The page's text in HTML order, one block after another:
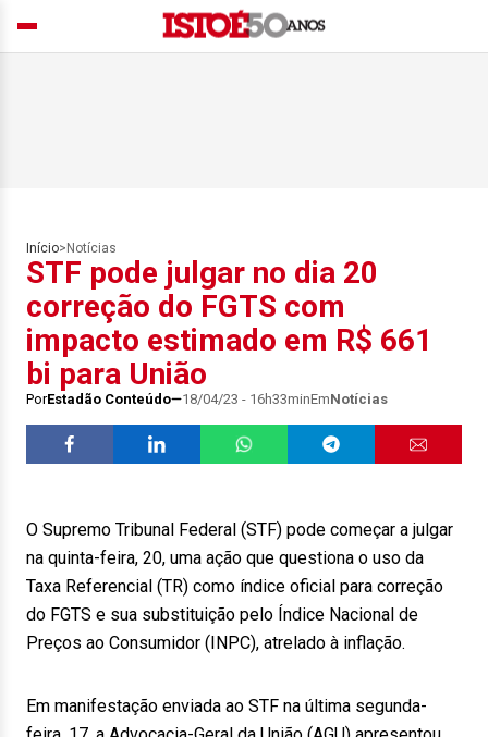
Início> Notícias
STF pode julgar no dia 20
correção do FGTS com
impacto estimado em R$ 661
bi para União
PorEstadão Conteúdo 18/04/23 - 16h33minEmNotícias
O Supremo Tribunal Federal (STF) pode começar a julgar
na quinta-feira, 20, uma ação que questiona o uso da
Taxa Referencial (TR) como índice oficial para correção
do FGTS e sua substituição pelo Índice Nacional de
Preços ao Consumidor (INPC), atrelado à inflação.
Em manifestação enviada ao STF na última segunda-